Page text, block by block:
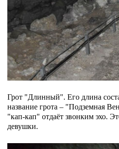
Грот "Длинный". Его длина
название грота – "Подземная
"кап-кап" отдаёт звонким эхо.
девушки.